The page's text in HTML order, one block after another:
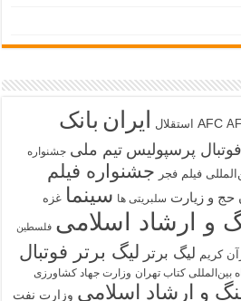
AFC استقلال ایران بانک
پرسپولیس تیم ملی جشنواره
فیلم فجر جشنواره فیلم
حج و زیارت سلبریتی ها سینما غزه
و ارشاد اسلامی فلسطین
کریم لیگ برتر لیگ برتر فوتبال
بین‌المللی کتاب تهران وزارت جهاد کشاورزی
و ارشاد اسلامی وزارت نفت